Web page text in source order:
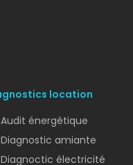
location
Audit énergétique
Diagnostic amiante
Diagnoctic électricité